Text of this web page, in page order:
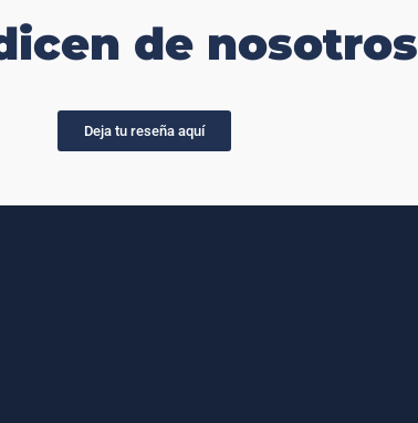
de nosotros
Deja tu reseña aquí